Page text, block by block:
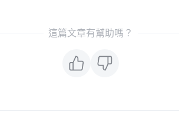
這篇文章有幫助嗎？